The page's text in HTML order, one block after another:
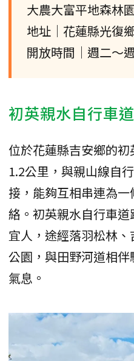
大農大富平地森林
地址｜花蓮縣光復
開放時間｜週二～
初英親水自行車道
位於花蓮縣吉安鄉的
1.2公里，與親山線自
接，能夠互相串連為
絡。初英親水自行車
宜人，途經落羽松林
公園，與田野河道相
氣息。